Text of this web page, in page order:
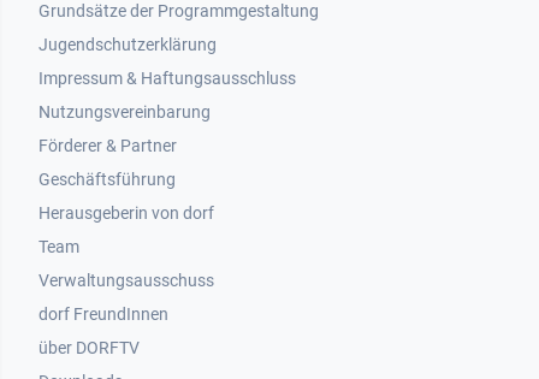
Grundsätze der Programmgestaltung
Jugendschutzerklärung
Impressum & Haftungsausschluss
Nutzungsvereinbarung
Footer 2
Förderer & Partner
Geschäftsführung
Herausgeberin von dorf
Team
Verwaltungsausschuss
dorf FreundInnen
Footer 3
über DORFTV